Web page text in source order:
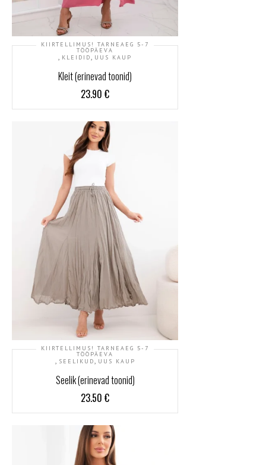
KIIRTELLIMUS! TARNEAEG 5-7
TÖÖPÄEVA
, KLEIDID, UUS KAUP
Kleit (erinevad toonid)
23.90 €
KIIRTELLIMUS! TARNEAEG 5-7
TÖÖPÄEVA
, SEELIKUD, UUS KAUP
Seelik (erinevad toonid)
23.50 €